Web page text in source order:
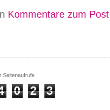
Kommentare zum
Seitenaufrufe
0 2 3